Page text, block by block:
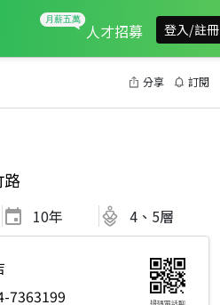
人才招募 登入/註冊
分享 訂閱
路
10年 4、5層
7363199 掃碼電話聊